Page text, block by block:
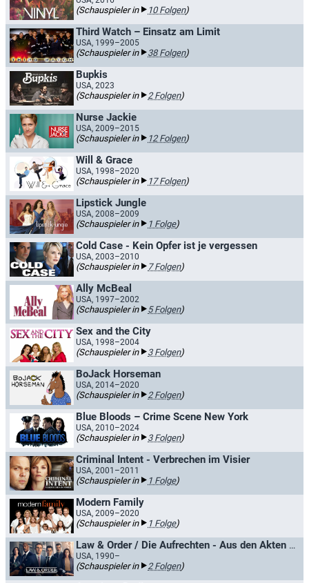
(Schauspieler in 10 Folgen)
Third Watch – Einsatz am Limit
USA, 1999–2005
(Schauspieler in 38 Folgen)
Bupkis
USA, 2023
(Schauspieler in 2 Folgen)
Nurse Jackie
USA, 2009–2015
(Schauspieler in 12 Folgen)
Will & Grace
USA, 1998–2020
(Schauspieler in 17 Folgen)
Lipstick Jungle
USA, 2008–2009
(Schauspieler in 1 Folge)
Cold Case - Kein Opfer ist je vergessen
USA, 2003–2010
(Schauspieler in 7 Folgen)
Ally McBeal
USA, 1997–2002
(Schauspieler in 5 Folgen)
Sex and the City
USA, 1998–2004
(Schauspieler in 3 Folgen)
BoJack Horseman​
USA, 2014–2020
(Schauspieler in 2 Folgen)
Blue Bloods – Crime Scene New York
USA, 2010–2024
(Schauspieler in 3 Folgen)
Criminal Intent - Verbrechen im Visier
USA, 2001–2011
(Schauspieler in 1 Folge)
Modern Family
USA, 2009–2020
(Schauspieler in 1 Folge)
Law & Order / Die Aufrechten - Aus den Akten der Straße
USA, 1990–
(Schauspieler in 2 Folgen)